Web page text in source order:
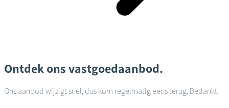
Ontdek ons vastgoedaanbod.
Ons aanbod wijzigt snel, dus kom regelmatig eens terug. Bedankt.